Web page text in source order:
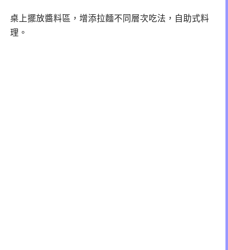
桌上擺放醬料區，增添拉麵不同層次吃法，自助式料
理。